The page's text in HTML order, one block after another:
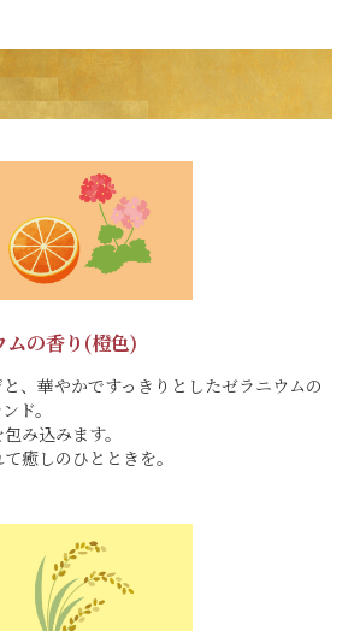
の香り(橙色)
、華やかですっきりとしたゼラニウムの
ド。
み込みます。
癒しのひとときを。